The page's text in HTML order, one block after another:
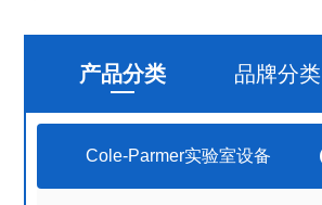
产品分类 品牌分类
Cole-Parmer实验室设备